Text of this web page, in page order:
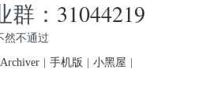
： 31044219
然不通过
Archiver 手机版 小黑屋